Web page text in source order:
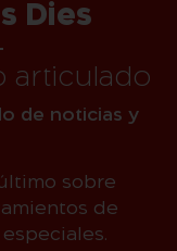
Dies
articulado
de noticias y
sobre
de